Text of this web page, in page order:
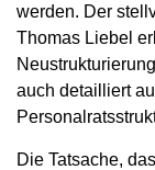
werden. Der
Thomas Liebel
auch detailliert
Die Tatsache,